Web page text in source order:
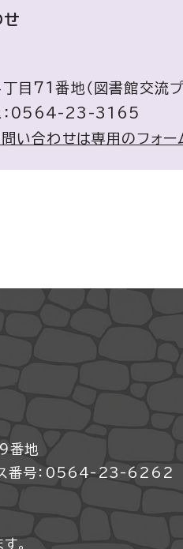
せ
71番地（図書館交流プ
：0564-23-3165
い合わせは専用のフォー
番地
ス番号：0564-23-6262
。